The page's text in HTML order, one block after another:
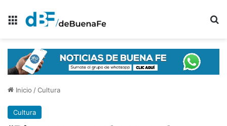
Menú
Inicio /Cultura
Cultura